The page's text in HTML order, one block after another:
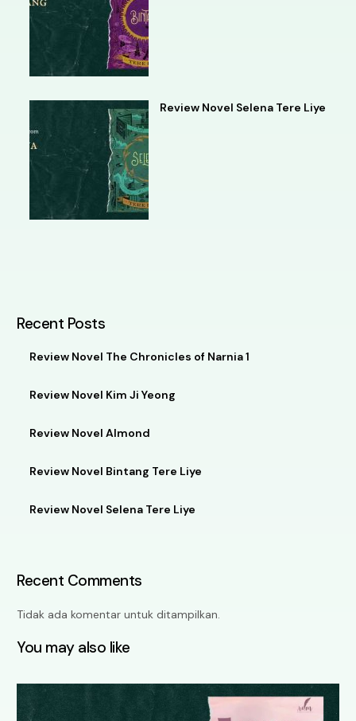
Review Novel Selena Tere Liye
Recent Posts
Review Novel The Chronicles of Narnia 1
Review Novel Kim Ji Yeong
Review Novel Almond
Review Novel Bintang Tere Liye
Review Novel Selena Tere Liye
Recent Comments
Tidak ada komentar untuk ditampilkan.
You may also like